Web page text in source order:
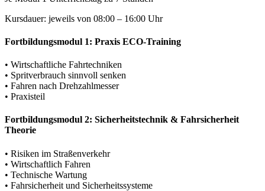
Kursdauer: jeweils von 08:00 – 16:00 Uhr
Fortbildungsmodul 1: Praxis ECO-Training
• Wirtschaftliche Fahrtechniken
• Spritverbrauch sinnvoll senken
• Fahren nach Drehzahlmesser
• Praxisteil
Fortbildungsmodul 2: Sicherheitstechnik & Fahrsicherheit
Theorie
• Risiken im Straßenverkehr
• Wirtschaftlich Fahren
• Technische Wartung
• Fahrsicherheit und Sicherheitssysteme